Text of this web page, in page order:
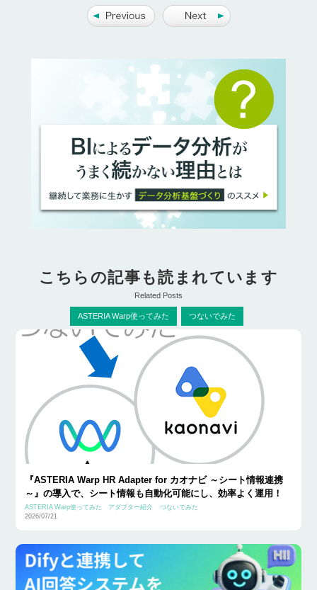
こちらの記事も読まれています
Related Posts
ASTERIA Warp使ってみた つないでみた
『ASTERIA Warp HR Adapter for カオナビ ～シート情報連携
～』の導入で、シート情報も自動化可能にし、効率よく運用！
ASTERIA Warp使ってみた アダプター紹介
つないでみた
2026/07/21